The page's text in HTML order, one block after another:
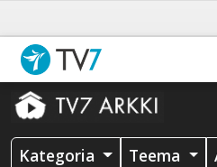
Kategoria Teema